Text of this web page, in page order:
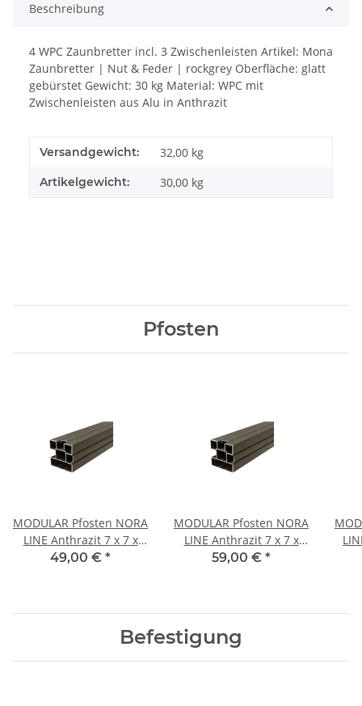
Beschreibung
4 WPC Zaunbretter incl. 3 Zwischenleisten Artikel: Mona
Zaunbretter | Nut & Feder | rockgrey Oberfläche: glatt
gebürstet Gewicht: 30 kg Material: WPC mit
Zwischenleisten aus Alu in Anthrazit
Versandgewicht: 32,00 kg
Artikelgewicht: 30,00 kg
Pfosten
MODULAR Pfosten NORA
LINE Anthrazit 7 x 7 x
180 cm
49,00 € *
MODULAR Pfosten NORA
LINE Anthrazit 7 x 7 x
240 cm
59,00 € *
Befestigung